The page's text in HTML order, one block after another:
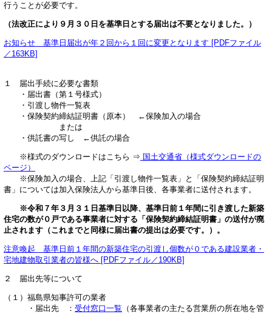
行うことが必要です。
（法改正により９月３０日を基準日とする届出は不要となりました。）
お知らせ 基準日届出が年２回から１回に変更となります [PDFファイル
／163KB]
１ 届出手続に必要な書類
・届出書（第１号様式）
・引渡し物件一覧表
・保険契約締結証明書（原本） ←保険加入の場合
または
・供託書の写し ←供託の場合
※様式のダウンロードはこちら ⇒ 国土交通省（様式ダウンロードの
ページ）
※保険加入の場合、上記「引渡し物件一覧表」と「保険契約締結証明
書」については加入保険法人から基準日後、各事業者に送付されます。
※令和７年３月３１日基準日以降、基準日前１年間に引き渡した新築
住宅の数が０戸である事業者に対する「保険契約締結証明書」の送付が廃
止されます（これまでと同様に届出書の提出は必要です。）。
注意喚起 基準日前１年間の新築住宅の引渡し個数が０である建設業者・
宅地建物取引業者の皆様へ [PDFファイル／190KB]
２ 届出先等について
（１）福島県知事許可の業者
・届出先 ： 受付窓口一覧 （各事業者の主たる営業所の所在地を管